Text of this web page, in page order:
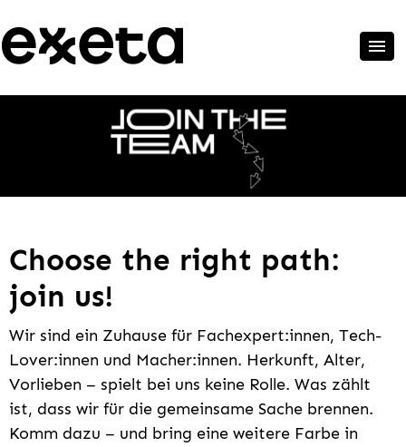
Choose the right path:
join us!
Wir sind ein Zuhause für Fachexpert:innen, Tech-
Lover:innen und Macher:innen. Herkunft, Alter,
Vorlieben – spielt bei uns keine Rolle. Was zählt
ist, dass wir für die gemeinsame Sache brennen.
Komm dazu – und bring eine weitere Farbe in